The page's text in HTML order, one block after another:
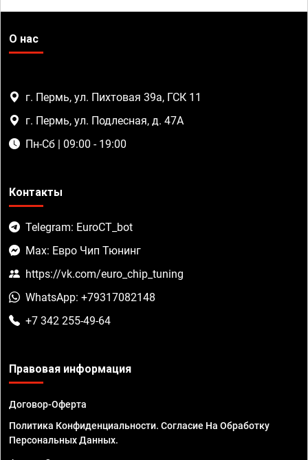
О нас
г. Пермь, ул. Пихтовая 39а, ГСК 11
г. Пермь, ул. Подлесная, д. 47А
Пн-Сб | 09:00 - 19:00
Контакты
Telegram: EuroCT_bot
Max: Евро Чип Тюнинг
https://vk.com/euro_chip_tuning
WhatsApp: +79317082148
+7 342 255-49-64
Правовая информация
Договор-Оферта
Политика Конфиденциальности. Согласие На Обработку
Персональных Данных.